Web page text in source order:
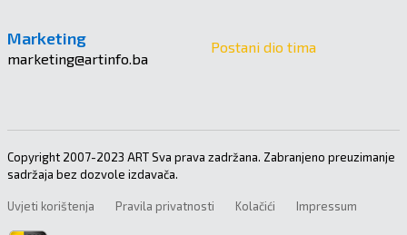
Marketing
marketing@artinfo.ba
Postani dio tima
Copyright 2007-2023 ART Sva prava zadržana. Zabranjeno preuzimanje
sadržaja bez dozvole izdavača.
Uvjeti korištenja Pravila privatnosti Kolačići Impressum